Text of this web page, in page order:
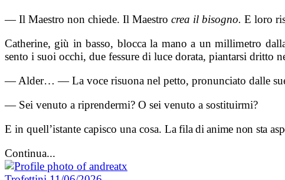
— Il Maestro non chiede. Il Maestro crea il bisogno. E loro
Catherine, giù in basso, blocca la mano a un millimetro
sento i suoi occhi, due fessure di luce dorata, piantarsi dritto
— Alder… — La voce risuona nel petto, pronunciato dalle sue
— Sei venuto a riprendermi? O sei venuto a sostituirmi?
E in quell’istante capisco una cosa. La fila di anime non sta
Continua...